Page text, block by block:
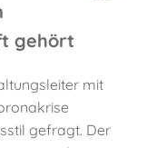
gehört
mit
gefragt. Der